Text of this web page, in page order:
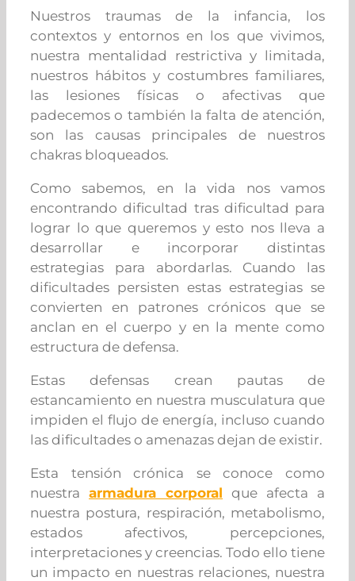
Nuestros traumas de la infancia, los
contextos y entornos en los que vivimos,
nuestra mentalidad restrictiva y limitada,
nuestros hábitos y costumbres familiares,
las lesiones físicas o afectivas que
padecemos o también la falta de atención,
son las causas principales de nuestros
chakras bloqueados.
Como sabemos, en la vida nos vamos
encontrando dificultad tras dificultad para
lograr lo que queremos y esto nos lleva a
desarrollar e incorporar distintas
estrategias para abordarlas. Cuando las
dificultades persisten estas estrategias se
convierten en patrones crónicos que se
anclan en el cuerpo y en la mente como
estructura de defensa.
Estas defensas crean pautas de
estancamiento en nuestra musculatura que
impiden el flujo de energía, incluso cuando
las dificultades o amenazas dejan de existir.
Esta tensión crónica se conoce como
nuestra armadura corporal que afecta a
nuestra postura, respiración, metabolismo,
estados afectivos, percepciones,
interpretaciones y creencias. Todo ello tiene
un impacto en nuestras relaciones, nuestra